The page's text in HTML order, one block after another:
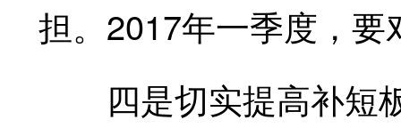
担。2017年一季度，
四是切实提高补短